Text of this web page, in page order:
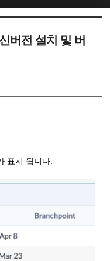
버전 설치 및 버
표시 됩니다.
북5
5